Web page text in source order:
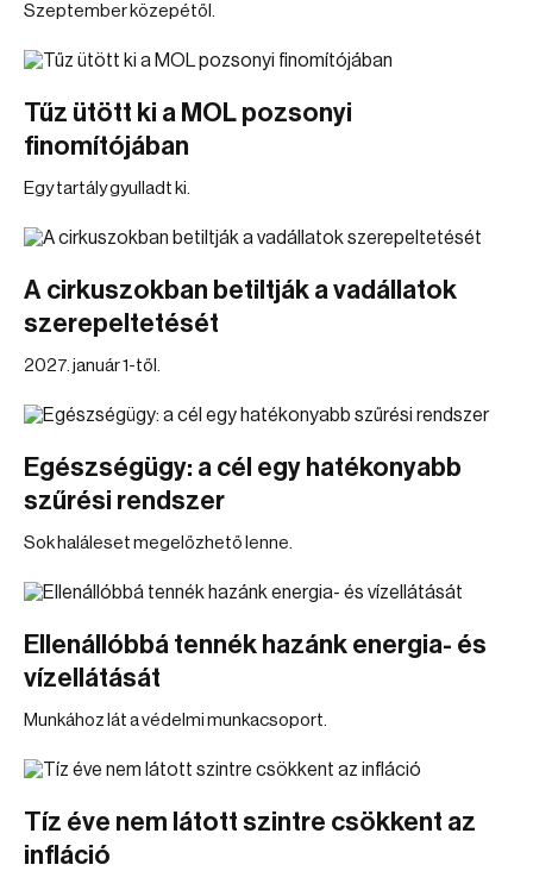
Szeptember közepétől.
Tűz ütött ki a MOL pozsonyi
finomítójában
Egy tartály gyulladt ki.
A cirkuszokban betiltják a vadállatok
szerepeltetését
2027. január 1-től.
Egészségügy: a cél egy hatékonyabb
szűrési rendszer
Sok haláleset megelőzhető lenne.
Ellenállóbbá tennék hazánk energia- és
vízellátását
Munkához lát a védelmi munkacsoport.
Tíz éve nem látott szintre csökkent az
infláció